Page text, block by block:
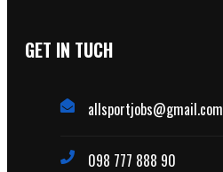
GET IN TUCH
allsportjobs@gmail.com
098 777 888 90